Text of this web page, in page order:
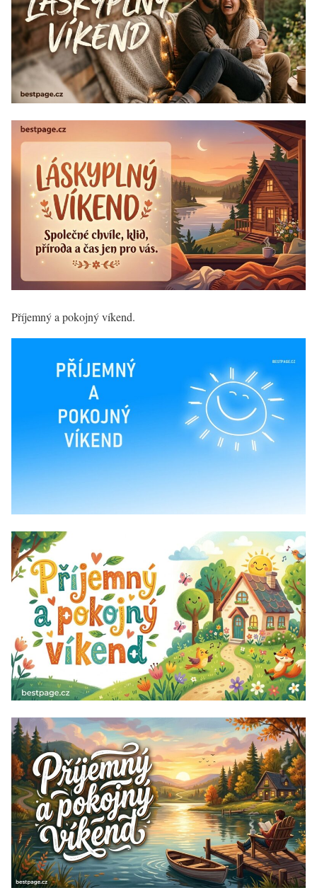
Příjemný a pokojný víkend.